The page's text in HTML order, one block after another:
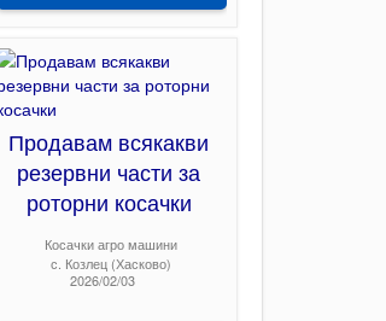
Продавам всякакви
резервни части за
роторни косачки
Косачки агро машини
с. Козлец (Хасково)
2026/02/03